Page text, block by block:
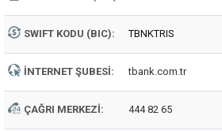
SWIFT KODU (BIC): TBNKTRIS
İNTERNET ŞUBESI: tbank.com.tr
ÇAĞRI MERKEZI: 444 82 65